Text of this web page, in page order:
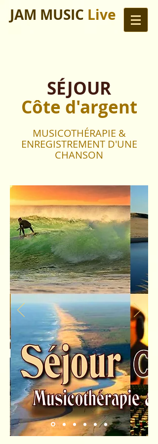
JAM MUSIC Live
SÉJOUR
Côte d'argent
MUSICOTHÉRAPIE &
ENREGISTREMENT D'UNE
CHANSON